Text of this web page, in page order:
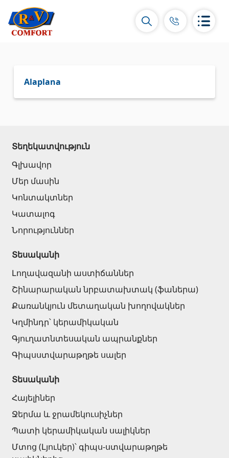
Պատի կերամիկական սալիկներ
Կարնիզներ և դեկորներ
Հատակի սալիկներ
Կերամոգրանիտ
Բոլորը
Խոհանոցի լվացարաններ(7)
Կերամիկական լվացարաններ(27)
Հիդրոմերսող լոգարաններ(1)
Լոգարանի աքսեսուարներ
Բոլորը
Գրանիտ
Մարմար (7)
Տապանաքարեր(14)
Կվարցներ(6)
Alaplana
Տեղեկատվություն
Գլխավոր
Մեր մասին
Կոնտակտներ
Կատալոգ
Նորություններ
Տեսականի
Լողավազանի աստիճաններ
Շինարարական նրբատախտակ (ֆաներա)
Քառանկյուն մետաղական խողովակներ
Կղմինդր՝ կերամիկական
Գյուղատնտեսական ապրանքներ
Գիպսստվարաթղթե սալեր
Տեսականի
Հայելիներ
Ջերմա և ջրամեկուսիչներ
Պատի կերամիկական սալիկներ
Մտոց (Լյուկեր)՝ գիպս-ստվարաթղթե